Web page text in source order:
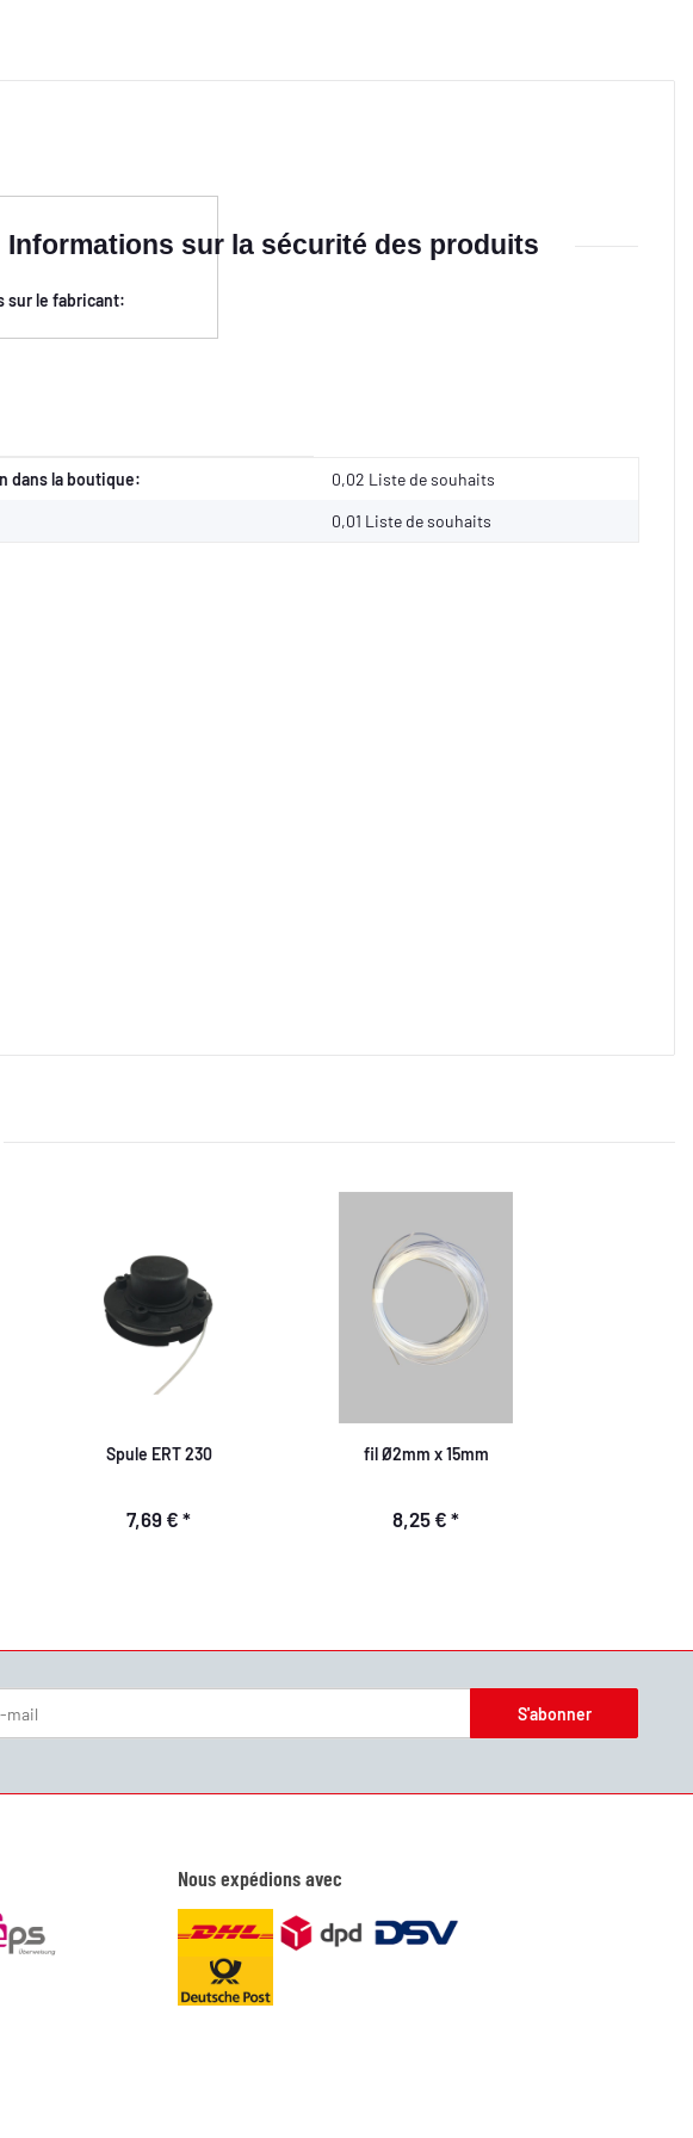
Informations sur la sécurité des produits
sur le fabricant:
dans la boutique: 0,02 Liste de souhaits
0,01 Liste de souhaits
Spule ERT 230
7,69 € *
fil Ø2mm x 15mm
8,25 € *
S'abonner
Nous expédions avec